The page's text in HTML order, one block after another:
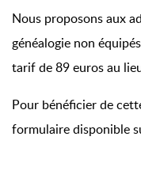
Nous proposons aux
généalogie non
tarif de 89 euros au
Pour bénéficier de
formulaire disponible